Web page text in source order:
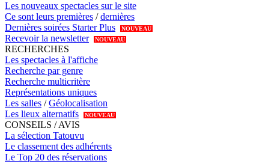
Les nouveaux spectacles sur le site
Ce sont leurs premières /dernières
Dernières soirées Starter Plus
NOUVEAU
Recevoir la newsletter NOUVEAU
RECHERCHES
Les spectacles à l'affiche
Recherche par genre
Recherche multicritère
Représentations uniques
Les salles /Géolocalisation
Les lieux alternatifs
NOUVEAU
CONSEILS / AVIS
La sélection Tatouvu
Le classement des adhérents
Le Top 20 des réservations